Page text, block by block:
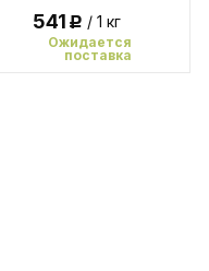
541Р / 1 кг
Ожидается
поставка